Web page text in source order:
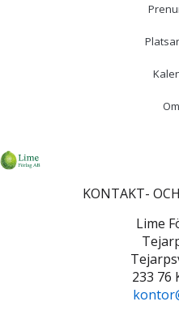
KONTAKT-
Lime
233 76